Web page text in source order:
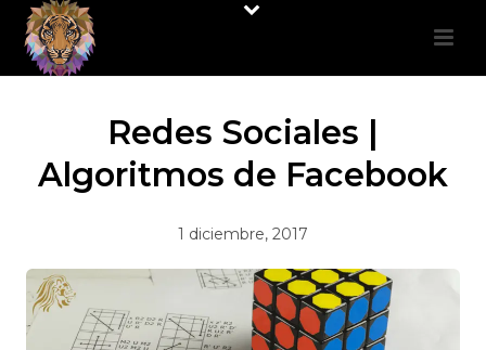
Redes Sociales |
Algoritmos de Facebook
1 diciembre, 2017